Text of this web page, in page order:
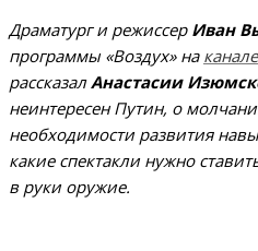
Драматург и режиссер Иван
программы «Воздух» на канале
рассказалАнастасии
неинтересен Путин, о
необходимости развития
какие спектакли нужно
в руки оружие.